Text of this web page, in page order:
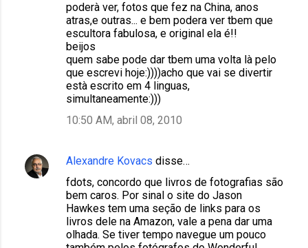
poderà ver, fotos que fez na China, anos
atras,e outras... e bem podera ver tbem que
escultora fabulosa, e original ela é!!
beijos
quem sabe pode dar tbem uma volta là pelo
que escrevi hoje:))))acho que vai se divertir
està escrito em 4 linguas,
simultaneamente:)))
10:50 AM, abril 08, 2010
Alexandre Kovacs disse…
fdots, concordo que livros de fotografias são
bem caros. Por sinal o site do Jason
Hawkes tem uma seção de links para os
livros dele na Amazon, vale a pena dar uma
olhada. Se tiver tempo navegue um pouco